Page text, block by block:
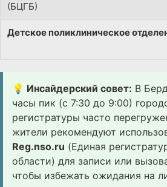
(БЦГБ)
Детское поликлиническое
💡 Инсайдерский совет: В
часы пик (с 7:30 до 9:00)
регистратуры часто
жители рекомендуют
Reg.nso.ru (Единая
области) для записи или
чтобы избежать ожидания на